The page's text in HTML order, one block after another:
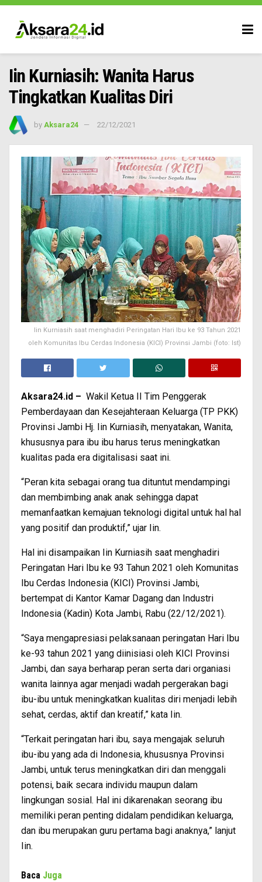
Iin Kurniasih: Wanita Harus
Tingkatkan Kualitas Diri
by Aksara24 22/12/2021
Iin Kurniasih saat menghadiri Peringatan Hari Ibu ke 93 Tahun 2021
oleh Komunitas Ibu Cerdas Indonesia (KICI) Provinsi Jambi (foto: Ist)
Aksara24.id – Wakil Ketua II Tim Penggerak
Pemberdayaan dan Kesejahteraan Keluarga (TP PKK)
Provinsi Jambi Hj. Iin Kurniasih, menyatakan, Wanita,
khususnya para ibu ibu harus terus meningkatkan
kualitas pada era digitalisasi saat ini.
“Peran kita sebagai orang tua dituntut mendampingi
dan membimbing anak anak sehingga dapat
memanfaatkan kemajuan teknologi digital untuk hal hal
yang positif dan produktif,” ujar Iin.
Hal ini disampaikan Iin Kurniasih saat menghadiri
Peringatan Hari Ibu ke 93 Tahun 2021 oleh Komunitas
Ibu Cerdas Indonesia (KICI) Provinsi Jambi,
bertempat di Kantor Kamar Dagang dan Industri
Indonesia (Kadin) Kota Jambi, Rabu (22/12/2021).
“Saya mengapresiasi pelaksanaan peringatan Hari Ibu
ke-93 tahun 2021 yang diinisiasi oleh KICI Provinsi
Jambi, dan saya berharap peran serta dari organiasi
wanita lainnya agar menjadi wadah pergerakan bagi
ibu-ibu untuk meningkatkan kualitas diri menjadi lebih
sehat, cerdas, aktif dan kreatif,” kata Iin.
“Terkait peringatan hari ibu, saya mengajak seluruh
ibu-ibu yang ada di Indonesia, khususnya Provinsi
Jambi, untuk terus meningkatkan diri dan menggali
potensi, baik secara individu maupun dalam
lingkungan sosial. Hal ini dikarenakan seorang ibu
memiliki peran penting didalam pendidikan keluarga,
dan ibu merupakan guru pertama bagi anaknya,” lanjut
Iin.
Baca Juga